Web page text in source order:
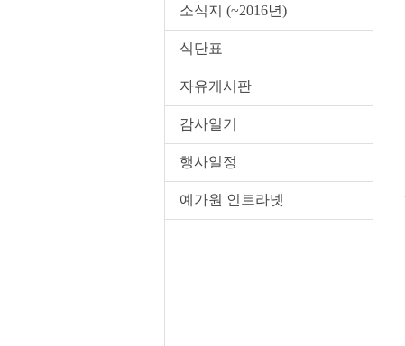
소식지 (~2016년)
식단표
자유게시판
감사일기
행사일정
예가원 인트라넷